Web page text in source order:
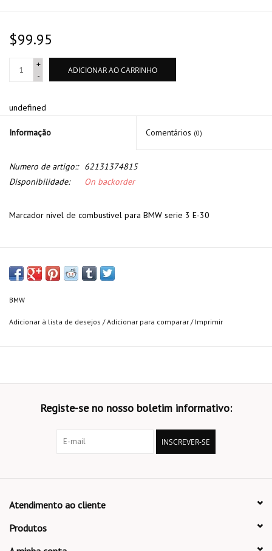
$99.95
+
-
ADICIONAR AO CARRINHO
undefined
Informação Comentários (0)
Numero de artigo::
62131374815
Disponibilidade:
On backorder
Marcador nivel de combustivel para BMW serie 3 E-30
BMW
Adicionar à lista de desejos /Adicionar para comparar / Imprimir
Registe-se no nosso boletim informativo:
INSCREVER-SE
Atendimento ao cliente
Produtos